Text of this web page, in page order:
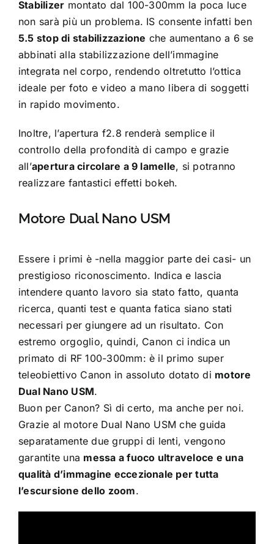
Stabilizer montato dal 100-300mm la poca luce
non sarà più un problema. IS consente infatti ben
5.5 stop di stabilizzazione che aumentano a 6 se
abbinati alla stabilizzazione dell’immagine
integrata nel corpo, rendendo oltretutto l’ottica
ideale per foto e video a mano libera di soggetti
in rapido movimento.
Inoltre, l’apertura f2.8 renderà semplice il
controllo della profondità di campo e grazie
all’apertura circolare a 9 lamelle, si potranno
realizzare fantastici effetti bokeh.
Motore Dual Nano USM
Essere i primi è -nella maggior parte dei casi- un
prestigioso riconoscimento. Indica e lascia
intendere quanto lavoro sia stato fatto, quanta
ricerca, quanti test e quanta fatica siano stati
necessari per giungere ad un risultato. Con
estremo orgoglio, quindi, Canon ci indica un
primato di RF 100-300mm: è il primo super
teleobiettivo Canon in assoluto dotato di motore
Dual Nano USM.
Buon per Canon? Sì di certo, ma anche per noi.
Grazie al motore Dual Nano USM che guida
separatamente due gruppi di lenti, vengono
garantite una messa a fuoco ultraveloce e una
qualità d’immagine eccezionale per tutta
l’escursione dello zoom.